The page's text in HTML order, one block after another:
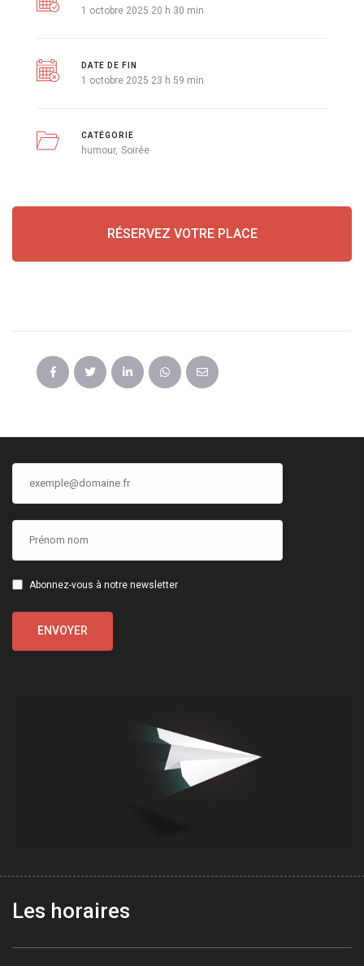
1 octobre 2025 20 h 30 min
DATE DE FIN
1 octobre 2025 23 h 59 min
CATÉGORIE
humour Soirée
RÉSERVEZ VOTRE PLACE
Abonnez-vous à notre newsletter
Les horaires